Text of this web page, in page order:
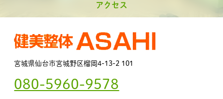
アクセス
宮城県仙台市宮城野区榴岡4-13-2 101
080-5960-9578